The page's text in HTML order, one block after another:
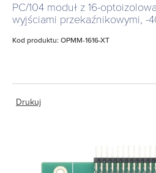
PC/104 moduł z 16-
wyjściami przekaźnikowymi, -
Kod produktu: OPMM-1616-XT
Drukuj